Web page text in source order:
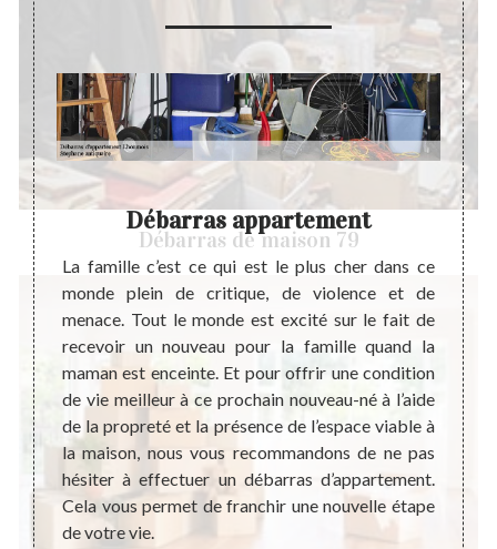
Débarras de maison 79
afin
le
à
et
Débarras appartement
La famille c’est ce qui est le plus cher dans ce
monde plein de critique, de violence et de
menace. Tout le monde est excité sur le fait de
recevoir un nouveau pour la famille quand la
maman est enceinte. Et pour offrir une condition
de vie meilleur à ce prochain nouveau-né à l’aide
de la propreté et la présence de l’espace viable à
la maison, nous vous recommandons de ne pas
hésiter à effectuer un débarras d’appartement.
Cela vous permet de franchir une nouvelle étape
de votre vie.
Ce
les